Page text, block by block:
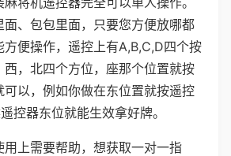
、包包里面，只要您方便放哪都
方便操作，遥控上有A,B,C,D四个按
，北四个方位，座那个位置就按
以，例如你做在东位置就按遥控
控器东位就能生效拿好牌。
用上需要帮助，想获取一对一指